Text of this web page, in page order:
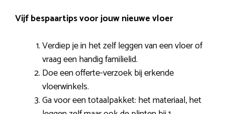
Vijf bespaartips voor jouw nieuwe vloer
Verdiep je in het zelf leggen van een vloer of
vraag een handig familielid.
Doe een offerte-verzoek bij erkende
vloerwinkels.
Ga voor een totaalpakket: het materiaal, het